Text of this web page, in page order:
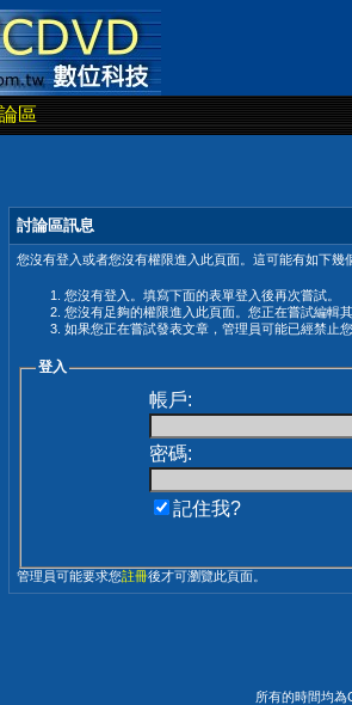
區
討論區訊息
您沒有登入或者您沒有權限進入此頁面。這可能有如下幾
您沒有登入。填寫下面的表單登入後再次嘗試。
您沒有足夠的權限進入此頁面。您正在嘗試編輯
如果您正在嘗試發表文章，管理員可能已經禁止
登入
帳戶:
密碼:
記住我?
管理員可能要求您註冊後才可瀏覽此頁面。
所有的時間均為